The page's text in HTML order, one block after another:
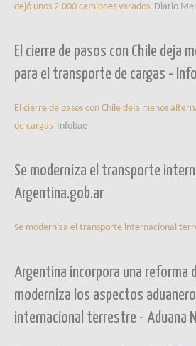
dejó unos 2.000 camiones varados Diario
El cierre de pasos con Chile deja
para el transporte de cargas -
El cierre de pasos con Chile deja menos
de cargas
Infobae
Se moderniza el transporte
Argentina.gob.ar
Se moderniza el transporte internacional
Argentina incorpora una reforma
moderniza los aspectos
internacional terrestre - Aduana